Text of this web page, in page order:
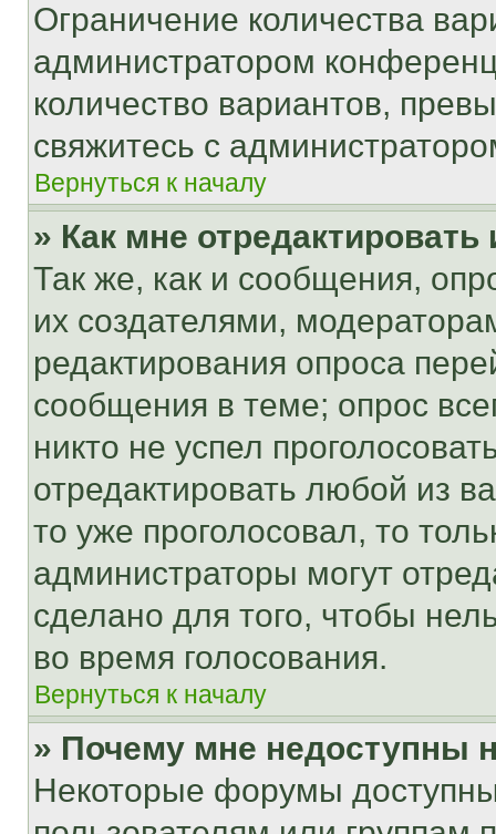
Ограничение количества
администратором
количество вариантов,
свяжитесь с
Вернуться к началу
» Как мне
Так же, как и сообщения,
их создателями,
редактирования опроса
сообщения в теме; опрос
никто не успел
отредактировать любой из
то уже проголосовал, то
администраторы могут
сделано для того, чтобы
во время голосования.
Вернуться к началу
» Почему мне недоступны
Некоторые форумы